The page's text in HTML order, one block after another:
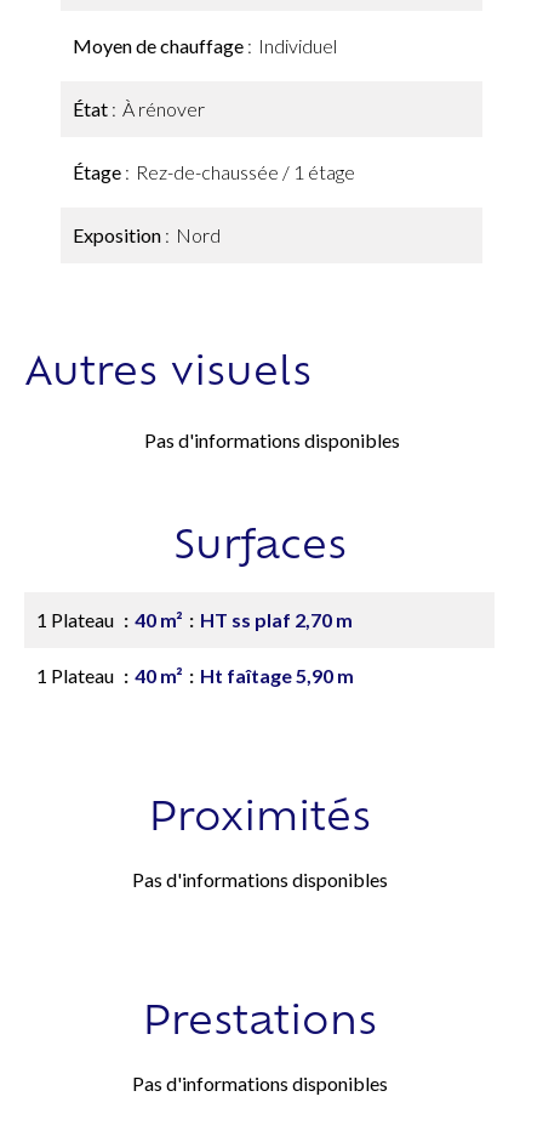
Moyen de chauffage Individuel
État À rénover
Étage Rez-de-chaussée / 1 étage
Exposition Nord
Autres visuels
Pas d'informations disponibles
Surfaces
1 Plateau 40 m² HT ss plaf 2,70 m
1 Plateau 40 m² Ht faîtage 5,90 m
Proximités
Pas d'informations disponibles
Prestations
Pas d'informations disponibles